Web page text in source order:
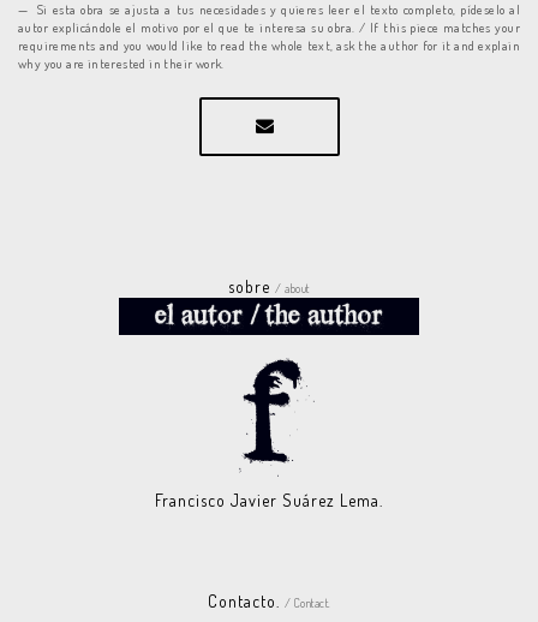
Si esta obra se ajusta a tus necesidades y quieres leer el texto completo, pídeselo al
autor explicándole el motivo por el que te interesa su obra. / If this piece matches your
requirements and you would like to read the whole text, ask the author for it and explain
why you are interested in their work.
sobre/ about
Francisco Javier Suárez Lema.
Contacto. / Contact.